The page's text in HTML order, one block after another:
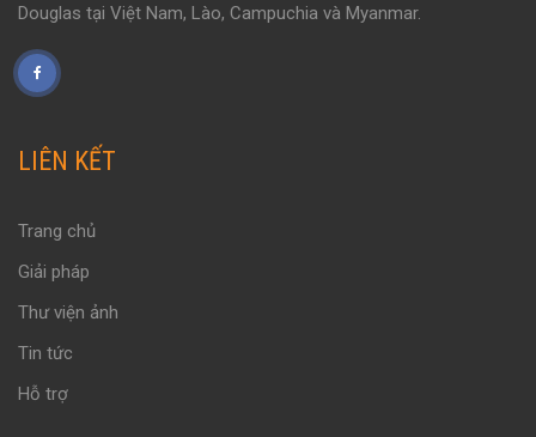
Douglas tại Việt Nam, Lào, Campuchia và Myanmar.
LIÊN KẾT
Trang chủ
Giải pháp
Thư viện ảnh
Tin tức
Hỗ trợ